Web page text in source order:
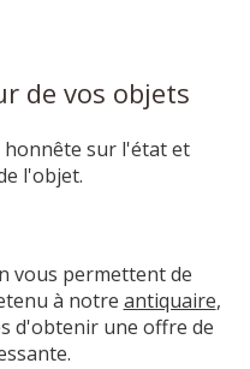
de vos objets
honnête sur l'état et
l'objet.
vous permettent de
à notre antiquaire,
d'obtenir une offre de